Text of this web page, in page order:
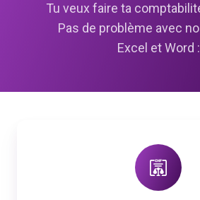
Tu veux faire ta
Pas de problème avec
Excel et Word :